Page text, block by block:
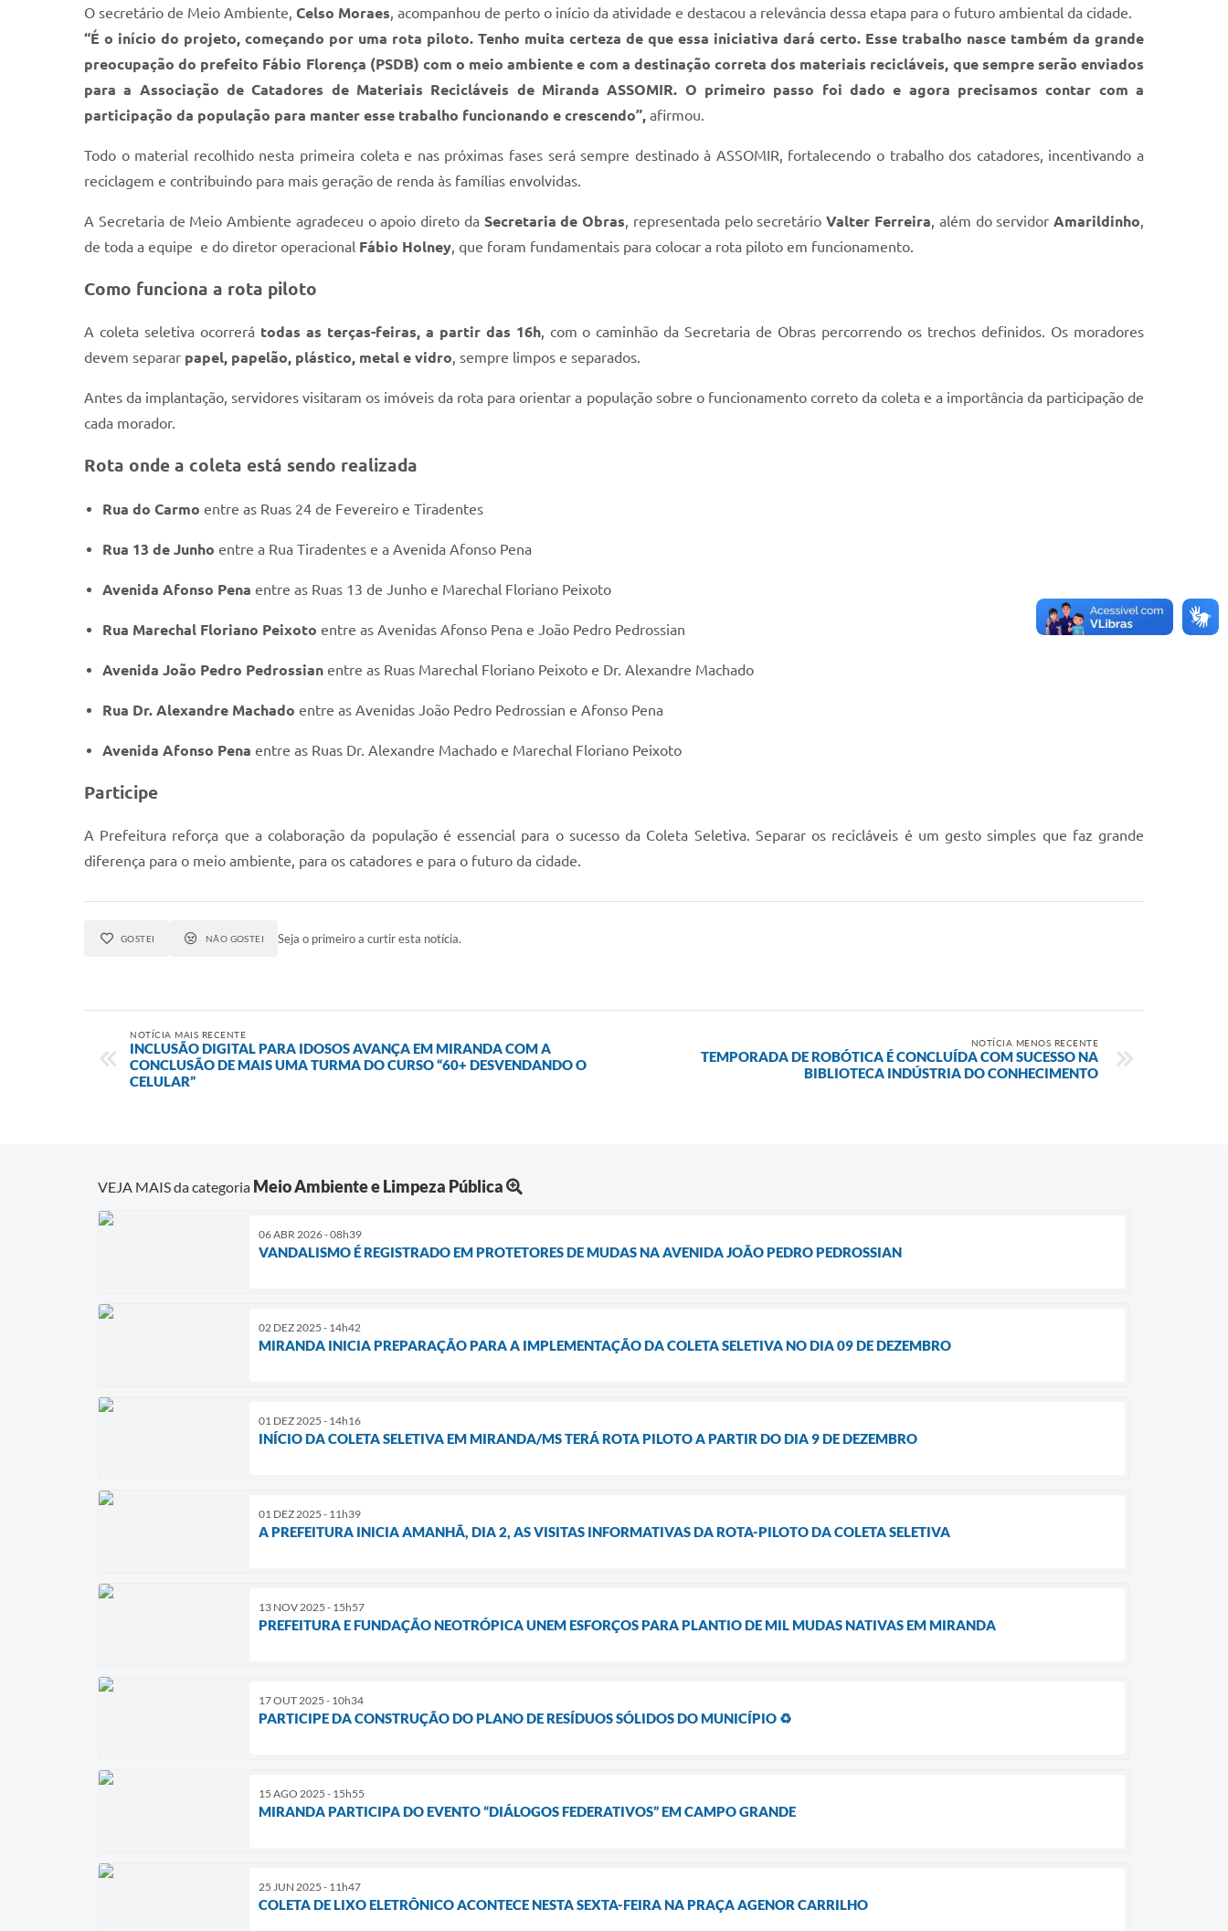
O secretário de Meio Ambiente, Celso Moraes, acompanhou de perto o início da atividade e destacou a relevância dessa etapa para o futuro ambiental da cidade.
“É o início do projeto, começando por uma rota piloto. Tenho muita certeza de que essa iniciativa dará certo. Esse trabalho nasce também da grande
preocupação do prefeito Fábio Florença (PSDB) com o meio ambiente e com a destinação correta dos materiais recicláveis, que sempre serão enviados
para a Associação de Catadores de Materiais Recicláveis de Miranda ASSOMIR. O primeiro passo foi dado e agora precisamos contar com a
participação da população para manter esse trabalho funcionando e crescendo”, afirmou.
Todo o material recolhido nesta primeira coleta e nas próximas fases será sempre destinado à ASSOMIR, fortalecendo o trabalho dos catadores, incentivando a
reciclagem e contribuindo para mais geração de renda às famílias envolvidas.
A Secretaria de Meio Ambiente agradeceu o apoio direto da Secretaria de Obras, representada pelo secretárioValter Ferreira, além do servidorAmarildinho,
de toda a equipe e do diretor operacional Fábio Holney, que foram fundamentais para colocar a rota piloto em funcionamento.
Como funciona a rota piloto
A coleta seletiva ocorrerá todas as terças-feiras, a partir das 16h, com o caminhão da Secretaria de Obras percorrendo os trechos definidos. Os moradores
devem separar papel, papelão, plástico, metal e vidro, sempre limpos e separados.
Antes da implantação, servidores visitaram os imóveis da rota para orientar a população sobre o funcionamento correto da coleta e a importância da participação de
cada morador.
Rota onde a coleta está sendo realizada
Rua do Carmo entre as Ruas 24 de Fevereiro e Tiradentes
Rua 13 de Junho entre a Rua Tiradentes e a Avenida Afonso Pena
Avenida Afonso Pena entre as Ruas 13 de Junho e Marechal Floriano Peixoto
Rua Marechal Floriano Peixoto entre as Avenidas Afonso Pena e João Pedro Pedrossian
Avenida João Pedro Pedrossian entre as Ruas Marechal Floriano Peixoto e Dr. Alexandre Machado
Rua Dr. Alexandre Machado entre as Avenidas João Pedro Pedrossian e Afonso Pena
Avenida Afonso Pena entre as Ruas Dr. Alexandre Machado e Marechal Floriano Peixoto
Participe
A Prefeitura reforça que a colaboração da população é essencial para o sucesso da Coleta Seletiva. Separar os recicláveis é um gesto simples que faz grande
diferença para o meio ambiente, para os catadores e para o futuro da cidade.
GOSTEI NÃO GOSTEI Seja o primeiro a curtir esta notícia.
NOTÍCIA MAIS RECENTE
INCLUSÃO DIGITAL PARA IDOSOS AVANÇA EM MIRANDA COM A
CONCLUSÃO DE MAIS UMA TURMA DO CURSO “60+ DESVENDANDO O
CELULAR”
NOTÍCIA MENOS RECENTE
TEMPORADA DE ROBÓTICA É CONCLUÍDA COM SUCESSO NA
BIBLIOTECA INDÚSTRIA DO CONHECIMENTO
VEJA MAIS da categoria Meio Ambiente e Limpeza Pública
06 ABR 2026 - 08h39
VANDALISMO É REGISTRADO EM PROTETORES DE MUDAS NA AVENIDA JOÃO PEDRO PEDROSSIAN
02 DEZ 2025 - 14h42
MIRANDA INICIA PREPARAÇÃO PARA A IMPLEMENTAÇÃO DA COLETA SELETIVA NO DIA 09 DE DEZEMBRO
01 DEZ 2025 - 14h16
INÍCIO DA COLETA SELETIVA EM MIRANDA/MS TERÁ ROTA PILOTO A PARTIR DO DIA 9 DE DEZEMBRO
01 DEZ 2025 - 11h39
A PREFEITURA INICIA AMANHÃ, DIA 2, AS VISITAS INFORMATIVAS DA ROTA-PILOTO DA COLETA SELETIVA
13 NOV 2025 - 15h57
PREFEITURA E FUNDAÇÃO NEOTRÓPICA UNEM ESFORÇOS PARA PLANTIO DE MIL MUDAS NATIVAS EM MIRANDA
17 OUT 2025 - 10h34
PARTICIPE DA CONSTRUÇÃO DO PLANO DE RESÍDUOS SÓLIDOS DO MUNICÍPIO ♻️
15 AGO 2025 - 15h55
MIRANDA PARTICIPA DO EVENTO “DIÁLOGOS FEDERATIVOS” EM CAMPO GRANDE
25 JUN 2025 - 11h47
COLETA DE LIXO ELETRÔNICO ACONTECE NESTA SEXTA-FEIRA NA PRAÇA AGENOR CARRILHO